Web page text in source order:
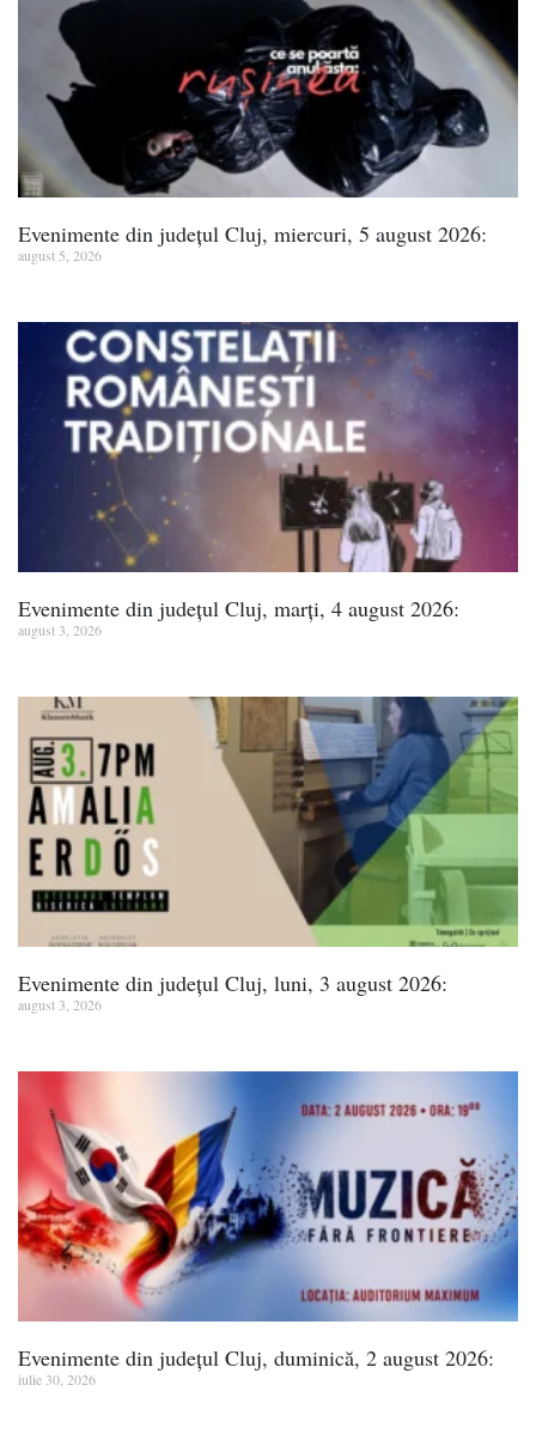
Evenimente din județul Cluj, miercuri, 5 august 2026:
august 5, 2026
Evenimente din județul Cluj, marți, 4 august 2026:
august 3, 2026
Evenimente din județul Cluj, luni, 3 august 2026:
august 3, 2026
Evenimente din județul Cluj, duminică, 2 august 2026:
iulie 30, 2026